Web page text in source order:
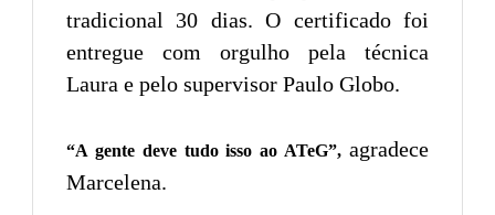
tradicional 30 dias. O certificado foi
entregue com orgulho pela técnica
Laura e pelo supervisor Paulo Globo.
“A gente deve tudo isso ao ATeG”, agradece
Marcelena.